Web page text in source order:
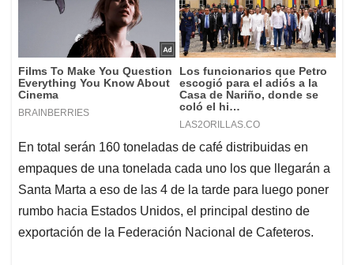
En total serán 160 toneladas de café distribuidas en
empaques de una tonelada cada uno los que llegarán a
Santa Marta a eso de las 4 de la tarde para luego poner
rumbo hacia Estados Unidos, el principal destino de
exportación de la Federación Nacional de Cafeteros.